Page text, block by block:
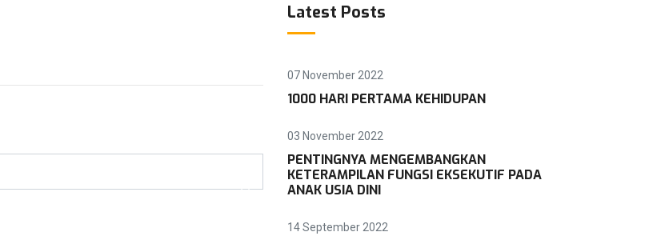
Latest Posts
07 November 2022
1000 HARI PERTAMA KEHIDUPAN
03 November 2022
PENTINGNYA MENGEMBANGKAN
KETERAMPILAN FUNGSI EKSEKUTIF PADA
ANAK USIA DINI
14 September 2022